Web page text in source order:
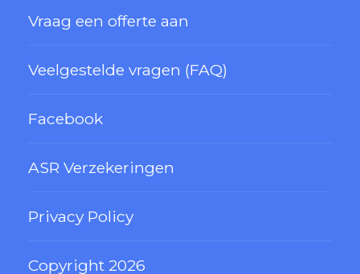
Vraag een offerte aan
Veelgestelde vragen (FAQ)
Facebook
ASR Verzekeringen
Privacy Policy
Copyright 2026